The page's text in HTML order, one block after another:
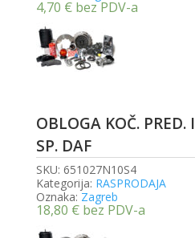
4,70 € bez PDV-a
OBLOGA KOČ. PRED. I
SP. DAF
SKU: 651027N10S4
Kategorija: RASPRODAJA
Oznaka: Zagreb
18,80 € bez PDV-a